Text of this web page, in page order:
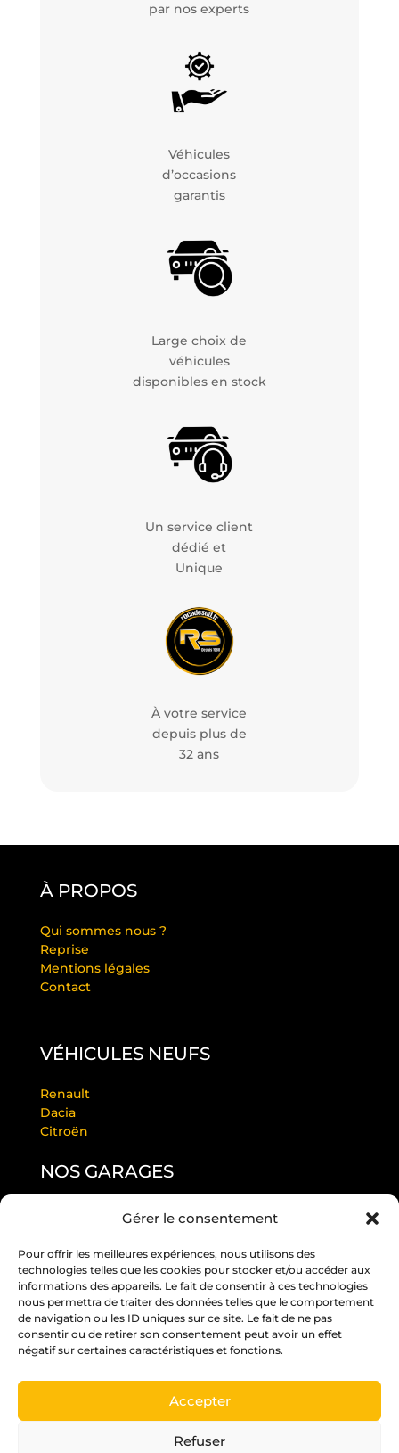
Gérer le consentement
Pour offrir les meilleures expériences, nous utilisons des
technologies telles que les cookies pour stocker et/ou accéder aux
informations des appareils. Le fait de consentir à ces technologies
nous permettra de traiter des données telles que le comportement
de navigation ou les ID uniques sur ce site. Le fait de ne pas
consentir ou de retirer son consentement peut avoir un effet
négatif sur certaines caractéristiques et fonctions.
Accepter
Refuser
par nos experts
Véhicules
d’occasions
garantis
Large choix de
véhicules
disponibles en stock
Un service client
dédié et
Unique
À votre service
depuis plus de
32 ans
À PROPOS
Qui sommes nous ?
Reprise
Mentions légales
Contact
VÉHICULES NEUFS
Renault
Dacia
Citroën
NOS GARAGES
GARAGE LAURENDEAU BY RS
RS ANGERS PASTEUR
RS EDITION BEAUCOUZÉ
RS JUIGNÉ
RS PARC
RS ST BARTHÉLÉMY D’ANJOU
Un crédit vous engage et doit être remboursé.